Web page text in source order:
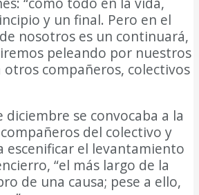
y un final. Pero en el
nosotros es un continuará,
peleando por nuestros
compañeros, colectivos
diciembre se convocaba a la
del colectivo y
escenificar el levantamiento
“el más largo de la
de una causa; pese a ello,